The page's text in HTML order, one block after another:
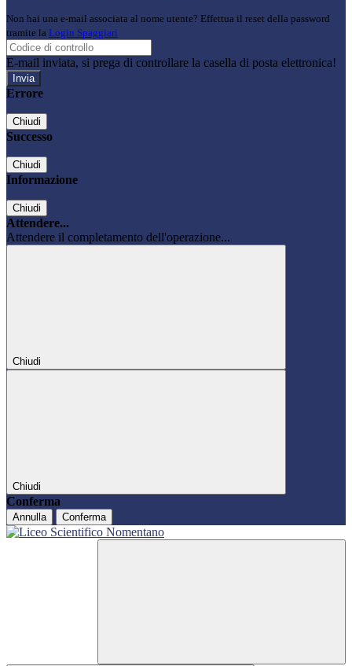
Non hai una e-mail associata al nome utente? Effettua il reset della password
tramite la Login Spaggiari
E-mail inviata, si prega di controllare la casella di posta elettronica!
Errore
Chiudi
Successo
Chiudi
Informazione
Chiudi
Attendere...
Attendere il completamento dell'operazione...
Chiudi
Chiudi
Conferma
Annulla Conferma